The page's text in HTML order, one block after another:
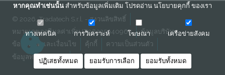
หากคุณทำเช่นนั้น สำหรับข้อมูลเพิ่มเติม โปรดอ่าน นโยบายคุกกี้ ของเรา
ทางเทคนิค การวิเคราะห์ โฆษณา เครือข่ายสังคม
ปฏิเสธทั้งหมด ยอมรับการเลือก ยอมรับทั้งหมด
© 2026, Tradatech S.r.l. - สงวนลิขสิทธิ์
หมายเลขภาษีมูลค่าเพิ่ม IT08335940964
ข้อมูลบริษัท
ข้อกำหนดและเงื่อนไข
คุ้กกี้
ความเป็นส่วนตัว
ข้อมูลทางกฎหมาย
ติดต่อเรา